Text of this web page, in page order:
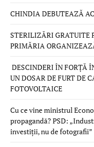
CHINDIA DEBUTEAZĂ
STERILIZĂRI GRATUITE
PRIMĂRIA
DESCINDERI ÎN FORȚĂ
UN DOSAR DE FURT DE
FOTOVOLTAICE
Cu ce vine ministrul
propagandă? PSD:
investiții, nu de fotografii”